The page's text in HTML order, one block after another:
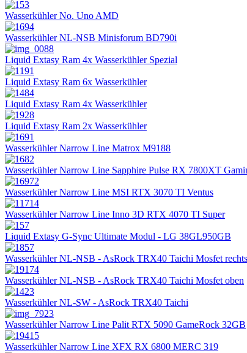
Wasserkühler No. Uno AMD
Wasserkühler NL-NSB Minisforum BD790i
Liquid Extasy Ram 4x Wasserkühler Spezial
Liquid Extasy Ram 6x Wasserkühler
Liquid Extasy Ram 4x Wasserkühler
Liquid Extasy Ram 2x Wasserkühler
Wasserkühler Narrow Line Matrox M9188
Wasserkühler Narrow Line Sapphire Pulse RX 7800XT
Wasserkühler Narrow Line MSI RTX 3070 TI Ventus
Wasserkühler Narrow Line Inno 3D RTX 4070 TI Super
Liquid Extasy G-Sync Ultimate Modul - LG 38GL950GB
Wasserkühler NL-NSB - AsRock TRX40 Taichi Mosfet rechts
Wasserkühler NL-NSB - AsRock TRX40 Taichi Mosfet oben
Wasserkühler NL-SW - AsRock TRX40 Taichi
Wasserkühler Narrow Line Palit RTX 5090 GameRock 32GB
Wasserkühler Narrow Line XFX RX 6800 MERC 319